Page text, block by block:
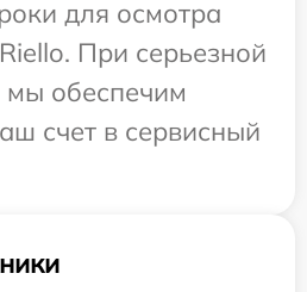
для осмотра
При серьезной
мы обеспечим
счет в сервисный